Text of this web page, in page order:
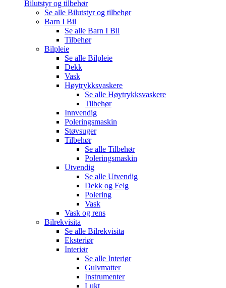
Bilutstyr og tilbehør
Se alle Bilutstyr og tilbehør
Barn I Bil
Se alle Barn I Bil
Tilbehør
Bilpleie
Se alle Bilpleie
Dekk
Vask
Høytrykksvaskere
Se alle Høytrykksvaskere
Tilbehør
Innvendig
Poleringsmaskin
Støvsuger
Tilbehør
Se alle Tilbehør
Poleringsmaskin
Utvendig
Se alle Utvendig
Dekk og Felg
Polering
Vask
Vask og rens
Bilrekvisita
Se alle Bilrekvisita
Eksteriør
Interiør
Se alle Interiør
Gulvmatter
Instrumenter
Lukt